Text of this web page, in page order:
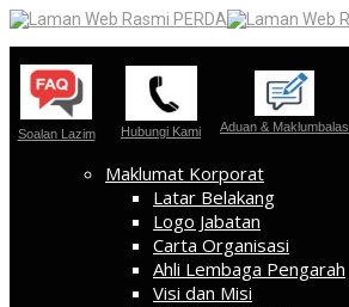
Soalan Lazim Hubungi Kami Aduan & Maklumbalas
Maklumat Korporat
Latar Belakang
Logo Jabatan
Carta Organisasi
Ahli Lembaga Pengarah
Visi dan Misi